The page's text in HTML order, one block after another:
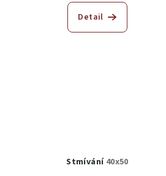
Detail
Stmívání 40x50